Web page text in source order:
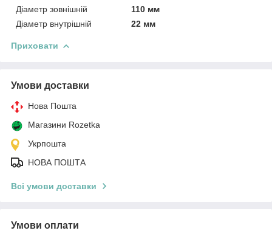
Діаметр зовнішній
110 мм
Діаметр внутрішній
22 мм
Приховати
Умови доставки
Нова Пошта
Магазини Rozetka
Укрпошта
НОВА ПОШТА
Всі умови доставки
Умови оплати